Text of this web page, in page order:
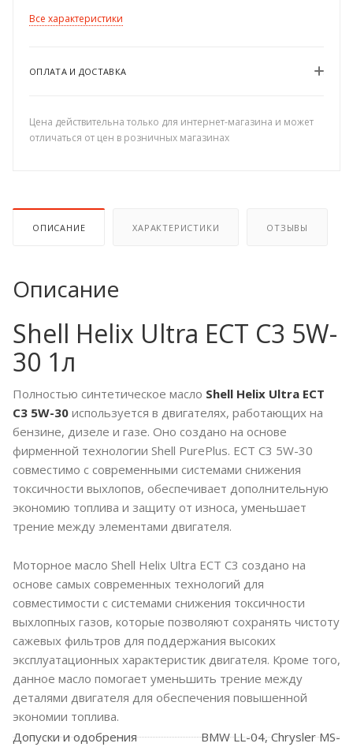
Все характеристики
ОПЛАТА И ДОСТАВКА
Цена действительна только для интернет-магазина и может
отличаться от цен в розничных магазинах
ОПИСАНИЕ ХАРАКТЕРИСТИКИ ОТЗЫВЫ
Описание
Shell Helix Ultra ECT C3 5W-
30 1л
Полностью синтетическое масло Shell Helix Ultra ECT
C3 5W-30 используется в двигателях, работающих на
бензине, дизеле и газе. Оно создано на основе
фирменной технологии Shell PurePlus. ECT C3 5W-30
совместимо с современными системами снижения
токсичности выхлопов, обеспечивает дополнительную
экономию топлива и защиту от износа, уменьшает
трение между элементами двигателя.
Моторное масло Shell Helix Ultra ECT C3 создано на
основе самых современных технологий для
совместимости с системами снижения токсичности
выхлопных газов, которые позволяют сохранять чистоту
сажевых фильтров для поддержания высоких
эксплуатационных характеристик двигателя. Кроме того,
данное масло помогает уменьшить трение между
деталями двигателя для обеспечения повышенной
экономии топлива.
Допуски и одобрения
BMW LL-04, Chrysler MS-